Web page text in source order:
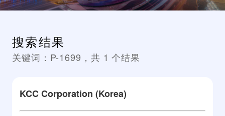
搜索结果
关键词： P-1699 ，共 1 个结果
KCC Corporation (Korea)